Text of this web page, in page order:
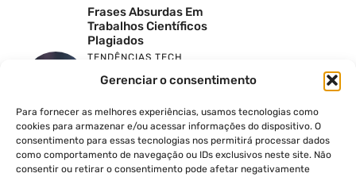
Gerenciar o consentimento
Para fornecer as melhores experiências, usamos tecnologias como
cookies para armazenar e/ou acessar informações do dispositivo. O
consentimento para essas tecnologias nos permitirá processar dados
como comportamento de navegação ou IDs exclusivos neste site. Não
consentir ou retirar o consentimento pode afetar negativamente
Frases Absurdas Em
Trabalhos Científicos
Plagiados
TENDÊNCIAS TECH
Google Just Spoiled The
Pixel 11: Here Is Everything
TENDÊNCIAS TECH
A Verdade Sobre O 5G
Ilimitado
TENDÊNCIAS TECH